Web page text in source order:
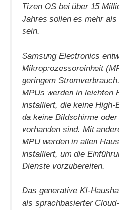
Tizen OS bei über 15
Jahres sollen es mehr
sein.
Samsung Electronics
Mikroprozessoreinheit
geringem
MPUs werden in leichten
installiert, die keine High-
da keine Bildschirme
vorhanden sind. Mit
MPU werden in allen
installiert, um die
Dienste vorzubereiten.
Das generative KI-
als sprachbasierter